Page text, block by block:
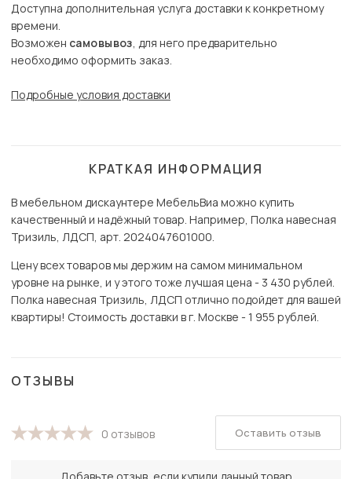
Доступна дополнительная услуга доставки к конкретному
времени.
Возможен самовывоз, для него предварительно
необходимо оформить заказ.
Подробные условия доставки
КРАТКАЯ ИНФОРМАЦИЯ
В мебельном дискаунтере МебельВиа можно купить
качественный и надёжный товар. Например, Полка навесная
Тризиль, ЛДСП, арт. 2024047601000.
Цену всех товаров мы держим на самом минимальном
уровне на рынке, и у этого тоже лучшая цена - 3 430 рублей.
Полка навесная Тризиль, ЛДСП отлично подойдет для вашей
квартиры! Стоимость доставки в г. Москве - 1 955 рублей.
ОТЗЫВЫ
0 отзывов Оставить отзыв